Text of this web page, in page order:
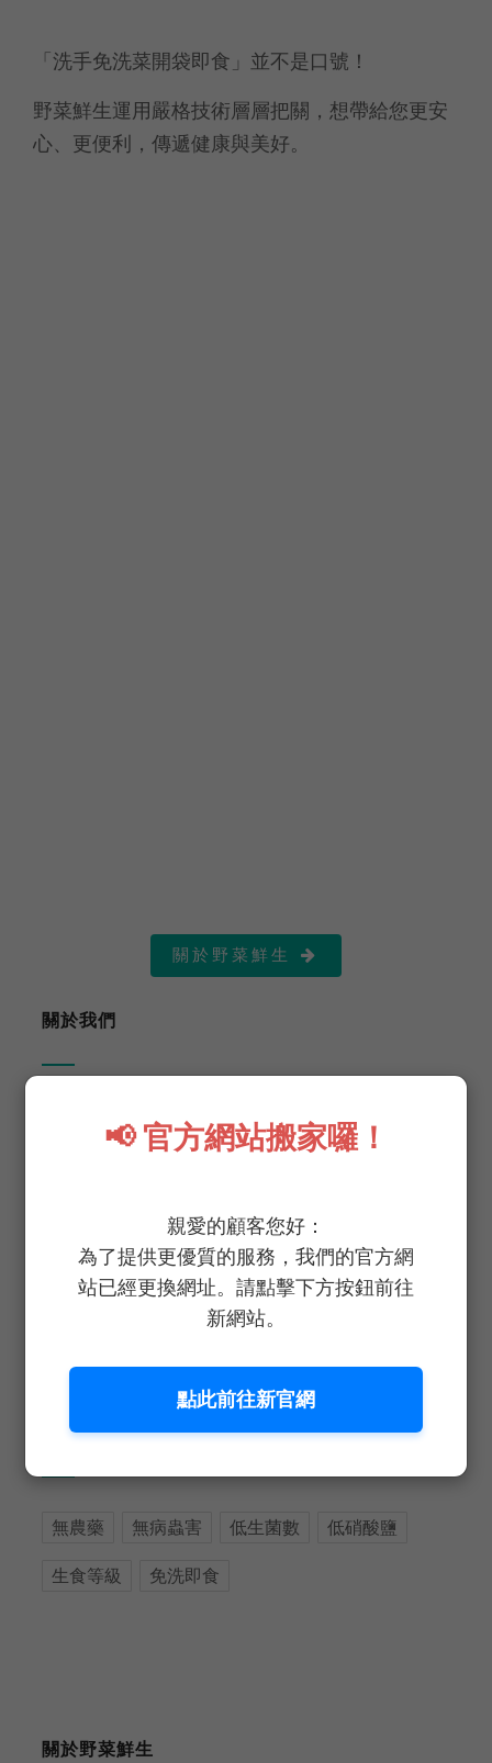
📢 官方網站搬家囉！
親愛的顧客您好：
為了提供更優質的服務，我們的官方網
站已經更換網址。請點擊下方按鈕前往
新網站。
點此前往新官網
「洗手免洗菜開袋即食」並不是口號！
野菜鮮生運用嚴格技術層層把關，想帶給您更安
心、更便利，傳遞健康與美好。
關於野菜鮮生 
關於我們
關於野菜鮮生
食品安全報告
TAGS
無農藥 無病蟲害 低生菌數 低硝酸鹽
生食等級 免洗即食
關於野菜鮮生